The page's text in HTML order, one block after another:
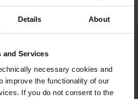
Details About
and Services
necessary cookies and
improve the functionality of our
If you do not consent to the
von BRAND jetzt
für weitere Produkte verfügbar –
und kostenlos